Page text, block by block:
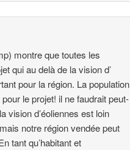
montre que toutes les
qui au delà de la vision d’
pour la région. La population
le projet! il ne faudrait peut-
vision d’éoliennes est loin
notre région vendée peut
tant qu’habitant et